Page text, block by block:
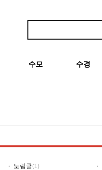
수모 수경
노링클(1)